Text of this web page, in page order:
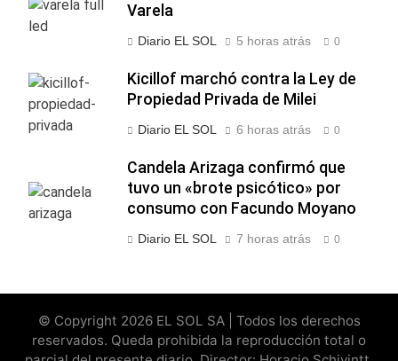
Varela
Diario EL SOL 5 horas atrás 0
Kicillof marchó contra la Ley de
Propiedad Privada de Milei
Diario EL SOL 6 horas atrás 0
Candela Arizaga confirmó que
tuvo un «brote psicótico» por
consumo con Facundo Moyano
Diario EL SOL 7 horas atrás 0
© Copyright 2026 EL SOL SA | Todos los derechos
reservados. Queda prohibida la reproducción total o